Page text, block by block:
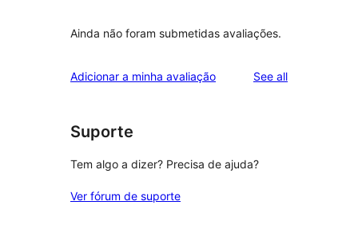
Ainda não foram submetidas avaliações.
Adicionar a minha avaliação See allreviews
Suporte
Tem algo a dizer? Precisa de ajuda?
Ver fórum de suporte